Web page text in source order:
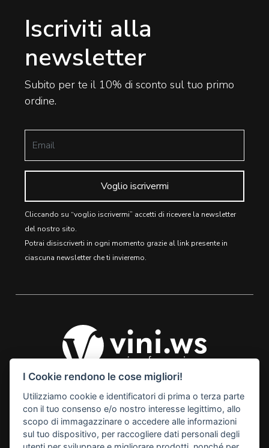
Iscriviti alla
newsletter
Subito per te il 10% di sconto sul tuo primo
ordine.
Voglio iscrivermi
Cliccando su “voglio iscrivermi” accetti di ricevere la newsletter
del nostro sito.
Potrai disiscriverti in ogni momento grazie al link presente in
ciascuna newsletter che ti invieremo.
© 2026 Vini Webstore
Linkness
Via Miranese, 448, 30174
I Cookie rendono le cose migliori!
Utilizziamo cookie e identificatori di prima o terza parte
con il tuo consenso e/o nostro interesse legittimo, allo
scopo di immagazzinare o accedere alle informazioni
sul tuo dispositivo, per raccogliere dati personali degli